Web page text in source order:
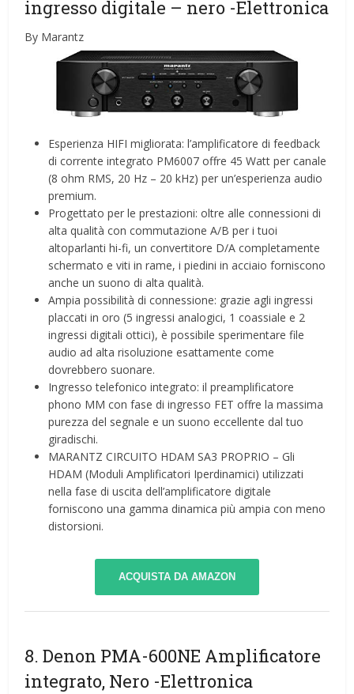
ingresso digitale – nero -Elettronica
By Marantz
Esperienza HIFI migliorata: l’amplificatore di feedback
di corrente integrato PM6007 offre 45 Watt per canale
(8 ohm RMS, 20 Hz – 20 kHz) per un’esperienza audio
premium.
Progettato per le prestazioni: oltre alle connessioni di
alta qualità con commutazione A/B per i tuoi
altoparlanti hi-fi, un convertitore D/A completamente
schermato e viti in rame, i piedini in acciaio forniscono
anche un suono di alta qualità.
Ampia possibilità di connessione: grazie agli ingressi
placcati in oro (5 ingressi analogici, 1 coassiale e 2
ingressi digitali ottici), è possibile sperimentare file
audio ad alta risoluzione esattamente come
dovrebbero suonare.
Ingresso telefonico integrato: il preamplificatore
phono MM con fase di ingresso FET offre la massima
purezza del segnale e un suono eccellente dal tuo
giradischi.
MARANTZ CIRCUITO HDAM SA3 PROPRIO – Gli
HDAM (Moduli Amplificatori Iperdinamici) utilizzati
nella fase di uscita dell’amplificatore digitale
forniscono una gamma dinamica più ampia con meno
distorsioni.
ACQUISTA DA AMAZON
8. Denon PMA-600NE Amplificatore
integrato, Nero -Elettronica